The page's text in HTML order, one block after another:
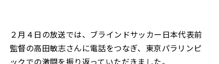
２月４日の放送では、ブラインドサッカー日本代表前
監督の高田敏志さんに電話をつなぎ、東京パラリンピ
ックでの激闘を振り返っていただきました。